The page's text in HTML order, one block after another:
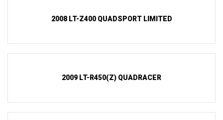
2008 LT-Z400 QUADSPORT LIMITED
2009 LT-R450(Z) QUADRACER